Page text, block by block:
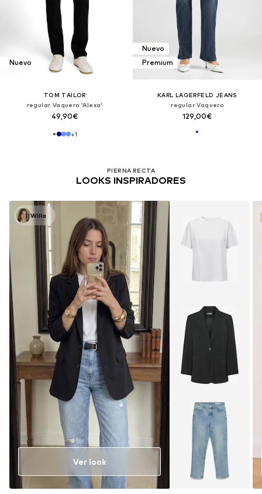
Nuevo
TOM TAILOR
regular Vaquero 'Alexa'
49,90€
+1
Nuevo
Premium
KARL LAGERFELD JEANS
regular Vaquero
129,00€
PIERNA RECTA
LOOKS INSPIRADORES
Willa
Ver look